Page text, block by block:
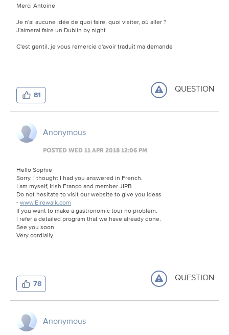
Merci Antoine
Je n'ai aucune idée de quoi faire, quoi visiter, où aller ?
J'aimerai faire un Dublin by night
C'est gentil, je vous remercie d'avoir traduit ma demande
81 QUESTION
Anonymous
POSTED WED 11 APR 2018 12:06 PM
Hello Sophie
Sorry, I thought I had you answered in French.
I am myself, Irish Franco and member JIPB
Do not hesitate to visit our website to give you ideas
-www.Eirewalk.com
If you want to make a gastronomic tour no problem.
I refer a detailed program that we have already done.
See you soon
Very cordially
78 QUESTION
Anonymous